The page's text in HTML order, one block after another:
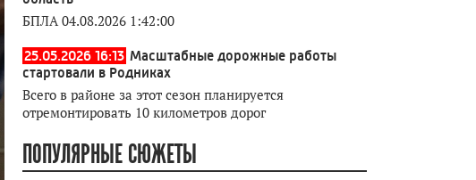
БПЛА 04.08.2026 1:42:00
25.05.2026 16:13 Масштабные дорожные работы
стартовали в Родниках
Всего в районе за этот сезон планируется
отремонтировать 10 километров дорог
ПОПУЛЯРНЫЕ СЮЖЕТЫ